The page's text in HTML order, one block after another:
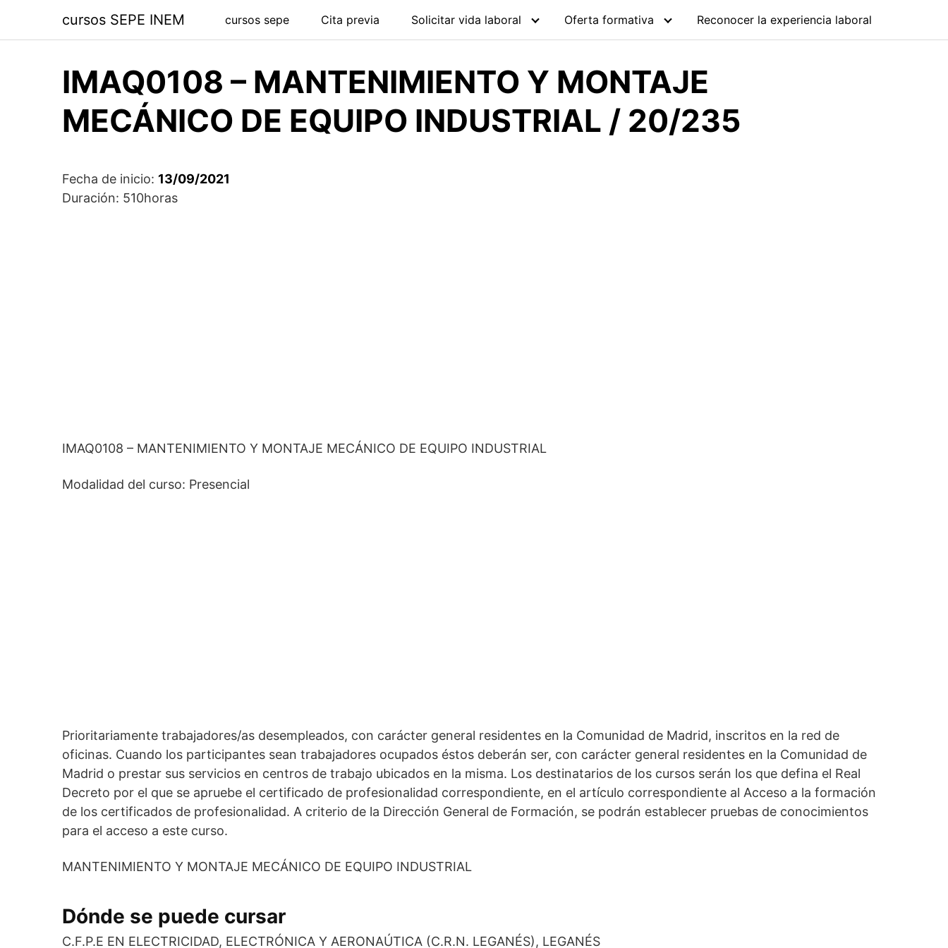
contenido
cursos SEPE INEM cursos sepe Cita previa Solicitar vida laboral Oferta formativa Reconocer la experiencia laboral
IMAQ0108 – MANTENIMIENTO Y MONTAJE
MECÁNICO DE EQUIPO INDUSTRIAL / 20/235
Fecha de inicio: 13/09/2021
Duración: 510horas
IMAQ0108 – MANTENIMIENTO Y MONTAJE MECÁNICO DE EQUIPO INDUSTRIAL
Modalidad del curso: Presencial
Prioritariamente trabajadores/as desempleados, con carácter general residentes en la Comunidad de Madrid, inscritos en la red de
oficinas. Cuando los participantes sean trabajadores ocupados éstos deberán ser, con carácter general residentes en la Comunidad de
Madrid o prestar sus servicios en centros de trabajo ubicados en la misma. Los destinatarios de los cursos serán los que defina el Real
Decreto por el que se apruebe el certificado de profesionalidad correspondiente, en el artículo correspondiente al Acceso a la formación
de los certificados de profesionalidad. A criterio de la Dirección General de Formación, se podrán establecer pruebas de conocimientos
para el acceso a este curso.
MANTENIMIENTO Y MONTAJE MECÁNICO DE EQUIPO INDUSTRIAL
Dónde se puede cursar
C.F.P.E EN ELECTRICIDAD, ELECTRÓNICA Y AERONAÚTICA (C.R.N. LEGANÉS), LEGANÉS